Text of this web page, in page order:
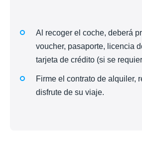
Al recoger el coche, deberá
voucher, pasaporte, licencia
tarjeta de crédito (si se
Firme el contrato de alquiler,
disfrute de su viaje.